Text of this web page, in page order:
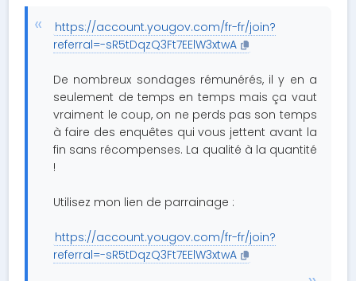
https://account.yougov.com/fr-fr/join?
referral=-sR5tDqzQ3Ft7EElW3xtwA
De nombreux sondages rémunérés, il y en a
seulement de temps en temps mais ça vaut
vraiment le coup, on ne perds pas son temps
à faire des enquêtes qui vous jettent avant la
fin sans récompenses. La qualité à la quantité
!
Utilisez mon lien de parrainage :
https://account.yougov.com/fr-fr/join?
referral=-sR5tDqzQ3Ft7EElW3xtwA